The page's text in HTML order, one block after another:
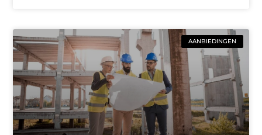
AANBIEDINGEN